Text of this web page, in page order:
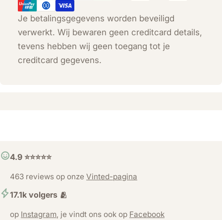
Je betalingsgegevens worden beveiligd
verwerkt. Wij bewaren geen creditcard details,
tevens hebben wij geen toegang tot je
creditcard gegevens.
4.9 ⭐️⭐️⭐️⭐️⭐️
463 reviews op onze Vinted-pagina
17.1k volgers 🫂
op Instagram, je vindt ons ook op Facebook